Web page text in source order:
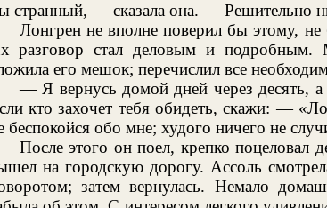
странный, — сказала она. — Решительно
Лонгрен не вполне поверил бы этому,
разговор стал деловым и подробным.
его мешок; перечислил все
— Я вернусь домой дней через десять,
кто захочет тебя обидеть, скажи: —
беспокойся обо мне; худого ничего не
После этого он поел, крепко поцеловал
на городскую дорогу. Ассоль
затем вернулась. Немало